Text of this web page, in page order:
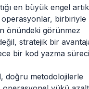
en büyük engel artık
operasyonlar, birbiriyle
önündeki görünmez
stratejik bir
bir kod yazma süreci
doğru metodolojilerle